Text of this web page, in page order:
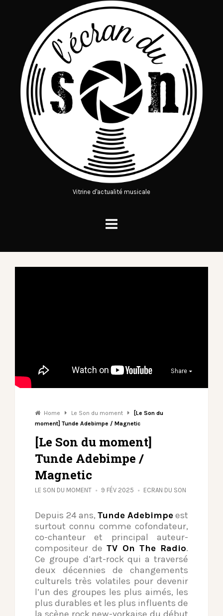
Vitrine d'actualité musicale
Share
Home Le Son du moment
[Le Son du
moment] Tunde Adebimpe / Magnetic
[Le Son du moment]
Tunde Adebimpe /
Magnetic
LE SON DU MOMENT 9 FÉV 2025 ECRAN DU SON
Depuis 24 ans, Tunde Adebimpeest
surtout connu comme cofondateur,
co-chanteur et principal auteur-
compositeur deTV On The Radio.
Ce groupe d’art-rock qui a traversé
deux décennies de changements
culturels très volatiles pour devenir
l’un des groupes les plus aimés, les
plus durables et les plus influents de